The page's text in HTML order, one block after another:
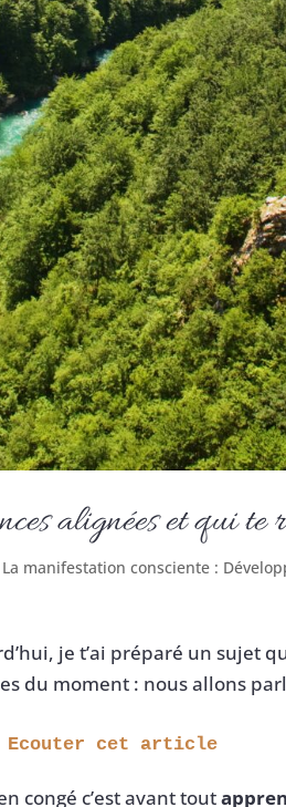
alignées et qui te
La manifestation consciente :
je t’ai préparé un sujet
du moment : nous allons
Ecouter cet article
congé c’est avant tout